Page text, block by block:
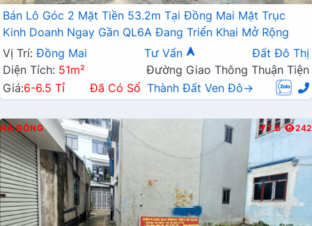
Bán Lô Góc 2 Mặt Tiền 53.2m Tại Đồng Mai Mặt Trục
Kinh Doanh Ngay Gần QL6A Đang Triển Khai Mở Rộng
Vị Trí: Đồng Mai Tư Vấn
Đất Đô Thị
Diện Tích: 51m²
Đường Giao Thông Thuận Tiện
Giá:6-6.5 Tỉ Đã Có Sổ Thành Đất Ven Đô→
HÀ ĐÔNG T.B 242